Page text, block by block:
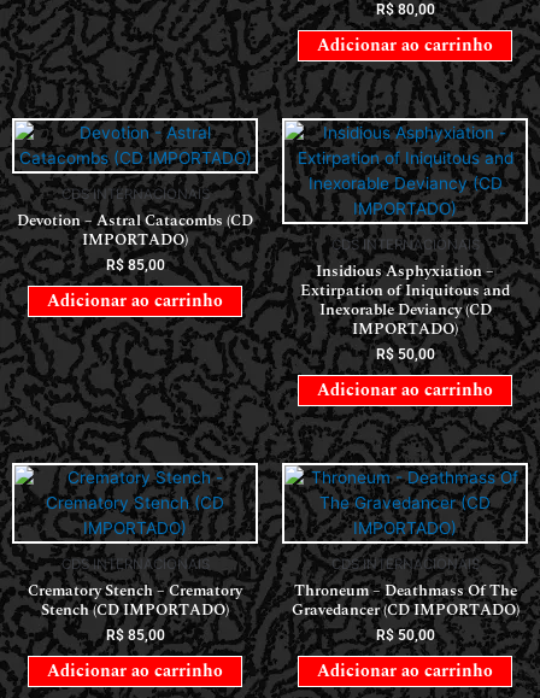
R$80,00
Adicionar ao carrinho
CDS INTERNACIONAIS
Devotion – Astral Catacombs (CD
IMPORTADO)
R$85,00
Adicionar ao carrinho
CDS INTERNACIONAIS
Insidious Asphyxiation –
Extirpation of Iniquitous and
Inexorable Deviancy (CD
IMPORTADO)
R$50,00
Adicionar ao carrinho
CDS INTERNACIONAIS
Crematory Stench – Crematory
Stench (CD IMPORTADO)
R$85,00
Adicionar ao carrinho
CDS INTERNACIONAIS
Throneum – Deathmass Of The
Gravedancer (CD IMPORTADO)
R$50,00
Adicionar ao carrinho